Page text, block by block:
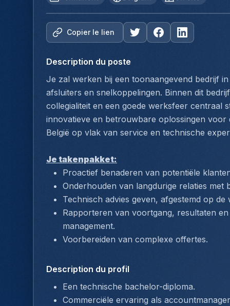
Copier le lien
Description du poste
Je zal werken bij een toonaangevend bedrijf
afsluiters en snelkoppelingen. Binnen dit
collegialiteit en een goede werksfeer centraal
innovatieve en betrouwbare oplossingen voor
België op vlak van service en technische
Je takenpakket:
Proactief benaderen van potentiële
Onderhouden van langdurige relaties met
Technisch advies geven, afgestemd op de
Rapporteren van voortgang, resultaten
management.
Voorbereiden van complexe offertes.
Description du profil
Een technische bachelor-diploma.
Commerciële ervaring als